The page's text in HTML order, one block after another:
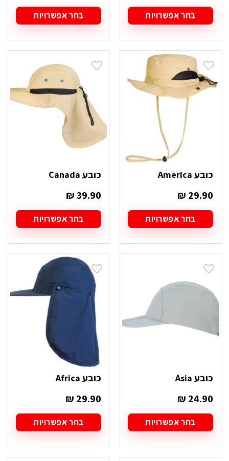
בחר אפשרויות
זה
יש
מספר
סוגים.
ניתן
לבחור
האפשרויות
בחר אפשרויות
זה
יש
סוגים.
לבחור
האפשרויות
בעמוד
המוצר
כובע America
₪ 29.90
בחר אפשרויות
זה
יש
סוגים.
לבחור
המוצר
כובע Canada
₪39.90
בחר אפשרויות
זה
יש
מספר
סוגים.
ניתן
לבחור
את
האפשרויות
בעמוד
המוצר
כובע Asia
₪ 24.90
בחר אפשרויות
זה
יש
כובע Africa
₪ 29.90
בחר אפשרויות
זה
יש